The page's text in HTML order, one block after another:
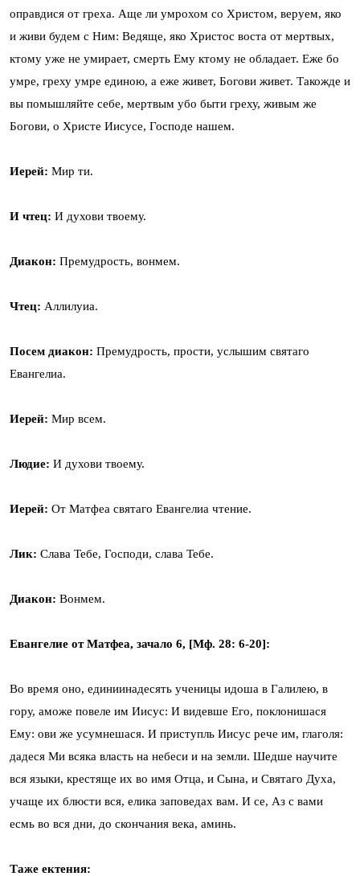
оправдися от греха. Аще ли умрохом со Христом, веруем, яко
и живи будем с Ним: Ведяще, яко Христос воста от мертвых,
ктому уже не умирает, смерть Ему ктому не обладает. Еже бо
умре, греху умре единою, а еже живет, Богови живет. Такожде и
вы помышляйте себе, мертвым убо быти греху, живым же
Богови, о Христе Иисусе, Господе нашем.
Иерей: Мир ти.
И чтец: И духови твоему.
Диакон: Премудрость, вонмем.
Чтец: Аллилуиа.
Посем диакон: Премудрость, прости, услышим святаго
Евангелиа.
Иерей: Мир всем.
Людие: И духови твоему.
Иерей: От Матфеа святаго Евангелиа чтение.
Лик: Слава Тебе, Господи, слава Тебе.
Диакон: Вонмем.
Евангелие от Матфеа, зачало 6, [Мф. 28: 6-20]:
Во время оно, единиинадесять ученицы идоша в Галилею, в
гору, аможе повеле им Иисус: И видевше Его, поклонишася
Ему: ови же усумнешася. И приступль Иисус рече им, глаголя:
дадеся Ми всяка власть на небеси и на земли. Шедше научите
вся языки, крестяще их во имя Отца, и Сына, и Святаго Духа,
учаще их блюсти вся, елика заповедах вам. И се, Аз с вами
есмь во вся дни, до скончания века, аминь.
Таже ектения: